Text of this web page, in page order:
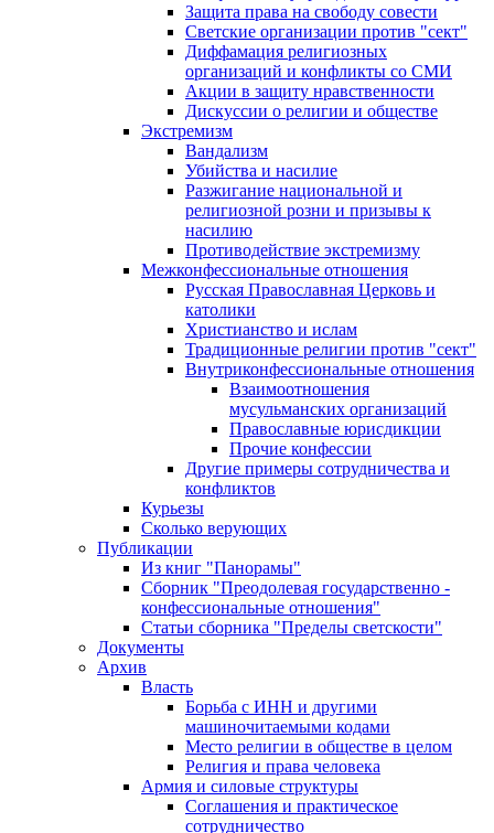
Защита права на свободу совести
Светские организации против "сект"
Диффамация религиозных
организаций и конфликты со СМИ
Акции в защиту нравственности
Дискуссии о религии и обществе
Экстремизм
Вандализм
Убийства и насилие
Разжигание национальной и
религиозной розни и призывы к
насилию
Противодействие экстремизму
Межконфессиональные отношения
Русская Православная Церковь и
католики
Христианство и ислам
Традиционные религии против "сект"
Внутриконфессиональные отношения
Взаимоотношения
мусульманских организаций
Православные юрисдикции
Прочие конфессии
Другие примеры сотрудничества и
конфликтов
Курьезы
Сколько верующих
Публикации
Из книг "Панорамы"
Сборник "Преодолевая государственно -
конфессиональные отношения"
Статьи сборника "Пределы светскости"
Документы
Архив
Власть
Борьба с ИНН и другими
машиночитаемыми кодами
Место религии в обществе в целом
Религия и права человека
Армия и силовые структуры
Соглашения и практическое
сотрудничество